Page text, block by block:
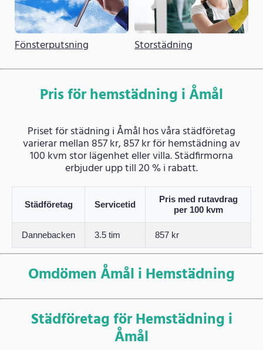
Fönsterputsning Storstädning
Pris för hemstädning i Åmål
Priset för städning i Åmål hos våra städföretag
varierar mellan 857 kr, 857 kr för hemstädning av
100 kvm stor lägenhet eller villa. Städfirmorna
erbjuder upp till 20 % i rabatt.
Städföretag Servicetid
Pris med rutavdrag
per 100 kvm
Dannebacken 3.5 tim 857 kr
Omdömen Åmål i Hemstädning
Städföretag för Hemstädning i
Åmål